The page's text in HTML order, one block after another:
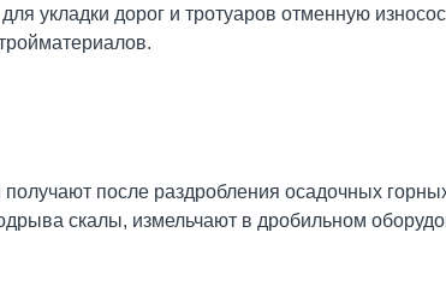
укладки дорог и тротуаров отменную
после раздробления осадочных
скалы, измельчают в дробильном